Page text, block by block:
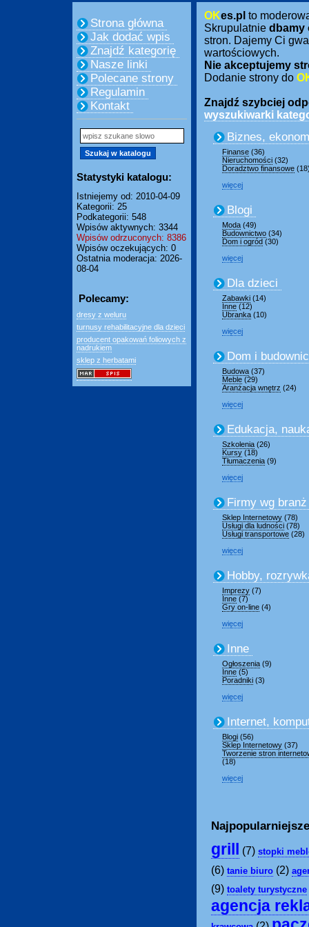
Strona główna
Jak dodać wpis
Znajdź kategorię
Nasze linki
Polecane strony
Regulamin
Kontakt
Statystyki katalogu:
Istniejemy od: 2010-04-09
Kategorii: 25
Podkategorii: 548
Wpisów aktywnych: 3344
Wpisów odrzuconych: 8386
Wpisów oczekujących: 0
Ostatnia moderacja: 2026-
08-04
Polecamy:
dresy z weluru
turnusy rehabilitacyjne dla dzieci
producent opakowań foliowych z
nadrukiem
sklep z herbatami
OKes.pl to
Skrupulatnie dbamy
stron. Dajemy Ci
wartościowych.
Nie akceptujemy
Dodanie strony do
Znajdź szybciej
wyszukiwarki
Biznes,
Finanse (36)
Nieruchomości (32)
Doradztwo finansowe
więcej
Blogi
Moda (49)
Budownictwo (34)
Dom i ogród (30)
więcej
Dla dzieci
Zabawki (14)
Inne (12)
Ubranka (10)
więcej
Dom i
Budowa (37)
Meble (29)
Aranżacja wnętrz (24)
więcej
Edukacja,
Szkolenia (26)
Kursy (18)
Tłumaczenia (9)
więcej
Firmy wg branż
Sklep Internetowy (78)
Usługi dla ludności (78)
Usługi transportowe (28)
więcej
Hobby,
Imprezy (7)
Inne (7)
Gry on-line (4)
więcej
Inne
Ogłoszenia (9)
Inne (5)
Poradniki (3)
więcej
Internet,
Blogi (56)
Sklep Internetowy (37)
Tworzenie stron
(18)
więcej
grill (7) stopki
(6) tanie biuro (2)
(9) toalety turystyczne
agencja